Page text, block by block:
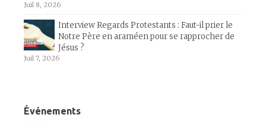
Juil 8, 2026
Interview Regards Protestants : Faut-il prier le
Notre Père en araméen pour se rapprocher de
Jésus ?
Juil 7, 2026
Événements